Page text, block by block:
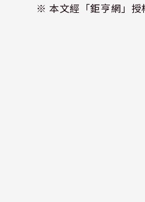
※ 本文經「鉅亨網」授